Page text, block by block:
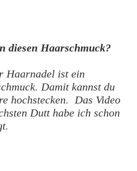
diesen Haarschmuck?
Haarnadel ist ein
Damit kannst du
hochstecken. Das Video
Dutt habe ich schon